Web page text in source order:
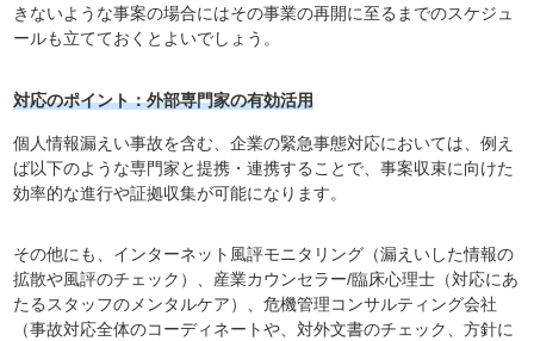
きないような事案の場合にはその事業の再開に至るまでのスケジュ
ールも立てておくとよいでしょう。
対応のポイント：外部専門家の有効活用
個人情報漏えい事故を含む、企業の緊急事態対応においては、例え
ば以下のような専門家と提携・連携することで、事案収束に向けた
効率的な進行や証拠収集が可能になります。
その他にも、インターネット風評モニタリング（漏えいした情報の
拡散や風評のチェック）、産業カウンセラー/臨床心理士（対応にあ
たるスタッフのメンタルケア）、危機管理コンサルティング会社
（事故対応全体のコーディネートや、対外文書のチェック、方針に